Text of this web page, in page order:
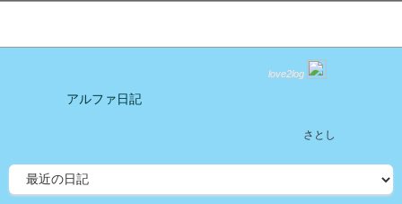
love2log
アルファ日記
さとし